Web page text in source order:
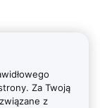
Za Twoją
z